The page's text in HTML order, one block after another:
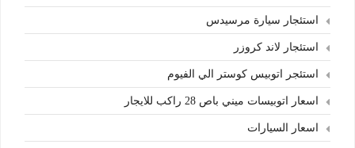
استئجار سيارة مرسيدس
استئجار لاند كروزر
استئجر اتوبيس كوستر الي الفيوم
اسعار اتوبيسات ميني باص 28 راكب للايجار
اسعار السيارات